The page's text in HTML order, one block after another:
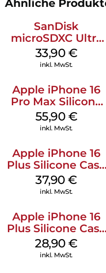
Integrierter MagSafe-
nicht nur das kabellose
Freihandständer für die
Betrachtung.
Aufprallschutz:
Ihr Handy vor alltäglichen
zuverlässigen
Mikrofaserfutter bietet der
zusätzlichen Schutz vor
Ihr Telefon sicher und stilvoll
Ähnliche
SanDisk
microSDXC Ultra
128 GB + Adapter
Mobile
33,90 €
inkl. MwSt.
Apple iPhone 16
Pro Max Silicone
Case MagSafe
Stone Gray
55,90 €
inkl. MwSt.
Apple iPhone 16
Plus Silicone Case
MagSafe Lake
Green
37,90€
inkl. MwSt.
Apple iPhone 16
Plus Silicone Case
MagSafe Black
28,90€
inkl. MwSt.